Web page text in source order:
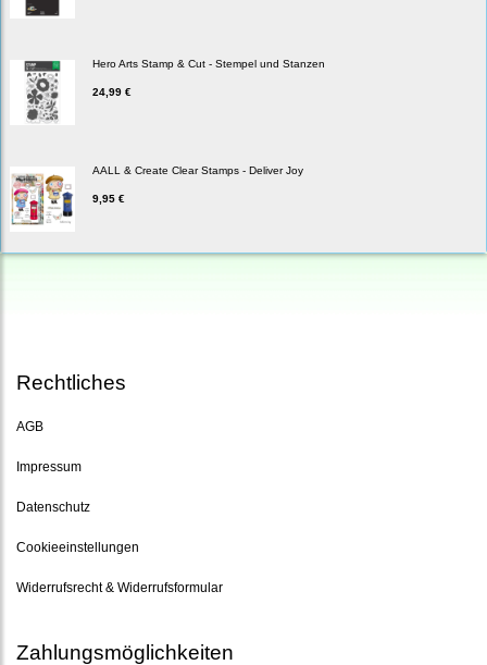
Hero Arts Stamp & Cut - Stempel und Stanzen
24,99 €
AALL & Create Clear Stamps - Deliver Joy
9,95 €
Rechtliches
AGB
Impressum
Datenschutz
Cookieeinstellungen
Widerrufsrecht & Widerrufsformular
Zahlungsmöglichkeiten